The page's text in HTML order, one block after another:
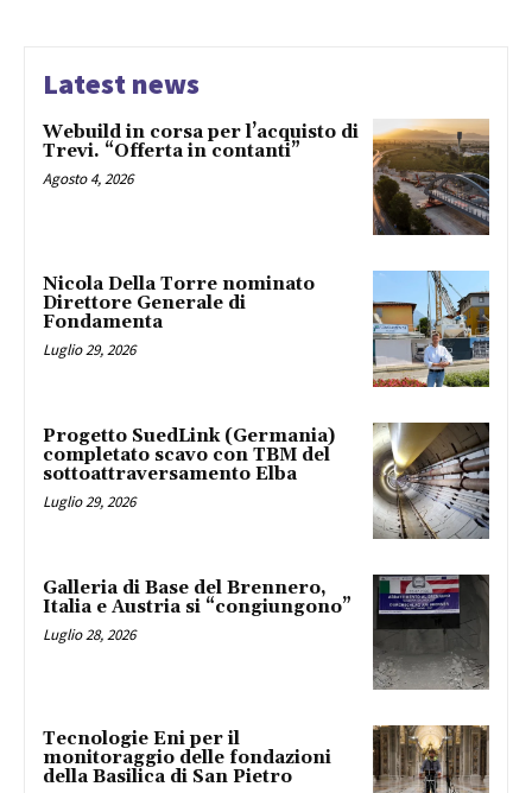
Latest news
Webuild in corsa per l’acquisto di
Trevi. “Offerta in contanti”
Agosto 4, 2026
Nicola Della Torre nominato
Direttore Generale di
Fondamenta
Luglio 29, 2026
Progetto SuedLink (Germania)
completato scavo con TBM del
sottoattraversamento Elba
Luglio 29, 2026
Galleria di Base del Brennero,
Italia e Austria si “congiungono”
Luglio 28, 2026
Tecnologie Eni per il
monitoraggio delle fondazioni
della Basilica di San Pietro